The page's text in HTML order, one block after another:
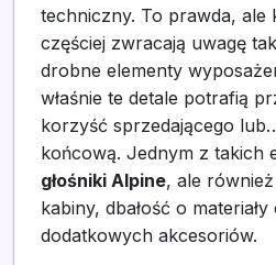
techniczny. To prawda, ale
częściej zwracają uwagę
drobne elementy
właśnie te detale potrafią
korzyść sprzedającego
końcową. Jednym z takich
głośniki Alpine, ale
kabiny, dbałość o
dodatkowych akcesoriów.